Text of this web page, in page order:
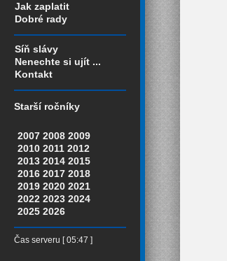
Jak zaplatit
Dobré rady
Síň slávy
Nenechte si ujít ...
Kontakt
Starší ročníky
2007 2008 2009
2010 2011 2012
2013 2014 2015
2016 2017 2018
2019 2020 2021
2022 2023 2024
2025 2026
Čas serveru [ 05:47 ]